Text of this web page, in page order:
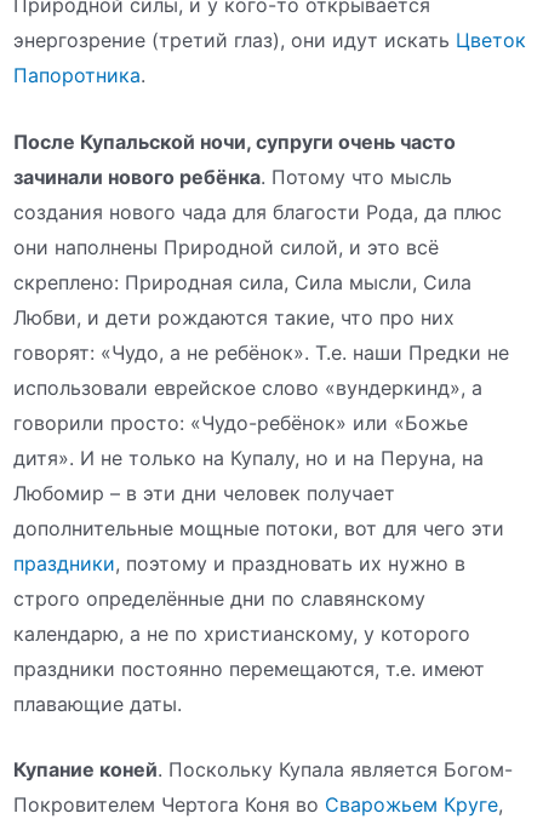
энергозрение (третий глаз), они идут искать Цветок
Папоротника.
После Купальской ночи, супруги очень часто
зачинали нового ребёнка. Потому что мысль
создания нового чада для благости Рода, да плюс
они наполнены Природной силой, и это всё
скреплено: Природная сила, Сила мысли, Сила
Любви, и дети рождаются такие, что про них
говорят: «Чудо, а не ребёнок». Т.е. наши Предки не
использовали еврейское слово «вундеркинд», а
говорили просто: «Чудо-ребёнок» или «Божье
дитя». И не только на Купалу, но и на Перуна, на
Любомир – в эти дни человек получает
дополнительные мощные потоки, вот для чего эти
праздники, поэтому и праздновать их нужно в
строго определённые дни по славянскому
календарю, а не по христианскому, у которого
праздники постоянно перемещаются, т.е. имеют
плавающие даты.
Купание коней. Поскольку Купала является Богом-
Покровителем Чертога Коня во Сварожьем Круге,